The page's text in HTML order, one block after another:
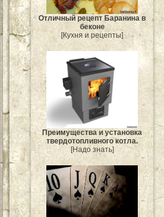
Отличный рецепт Баранина в
беконе
[Кухня и рецепты]
Преимущества и установка
твердотопливного котла.
[Надо знать]